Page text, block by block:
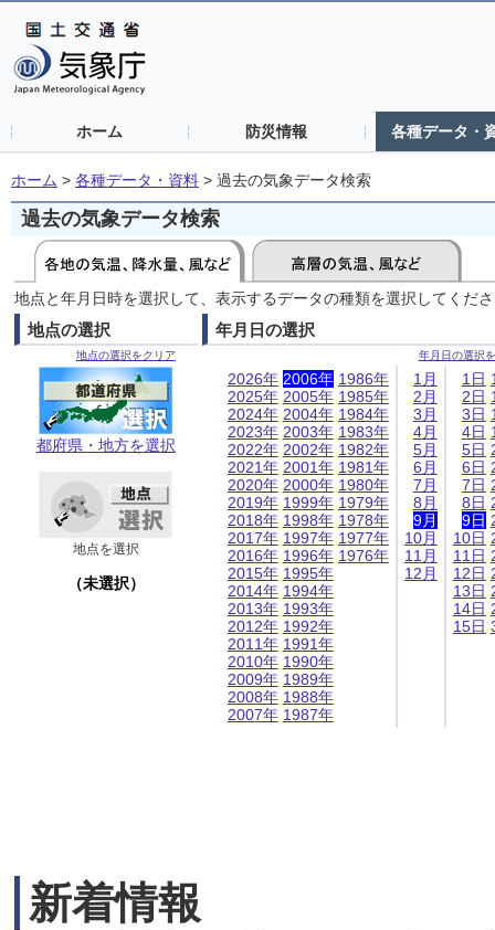
ホーム 防災情報 各種データ・
ホーム > 各種データ・資料 > 過去の気象データ検索
過去の気象データ検索
地点と年月日時を選択して、表示するデータの種類を選択してくだ
地点の選択
地点の選択をクリア
都府県・地方を選択
地点を選択
（未選択）
年月日の選択
年月日の選択
2026年
2025年
2024年
2023年
2022年
2021年
2020年
2019年
2018年
2017年
2016年
2015年
2014年
2013年
2012年
2011年
2010年
2009年
2008年
2007年
2006年
2005年
2004年
2003年
2002年
2001年
2000年
1999年
1998年
1997年
1996年
1995年
1994年
1993年
1992年
1991年
1990年
1989年
1988年
1987年
1986年
1985年
1984年
1983年
1982年
1981年
1980年
1979年
1978年
1977年
1976年
1月
2月
3月
4月
5月
6月
7月
8月
9月
10月
11月
12月
1日
2日
3日
4日
5日
6日
7日
8日
9日
10日
11日
12日
13日
14日
15日
新着情報